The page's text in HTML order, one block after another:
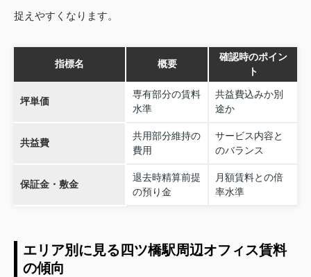
捉えやすくなります。
指標名 概要
確認時のポイン
ト
坪単価
専有部分の賃料
水準
共益費込みか別
途か
共益費
共用部分維持の
費用
サービス内容と
のバランス
保証金・敷金
退去時精算前提
の預り金
月額賃料との倍
率水準
エリア別に見る四ツ橋駅周辺オフィス賃料
の傾向